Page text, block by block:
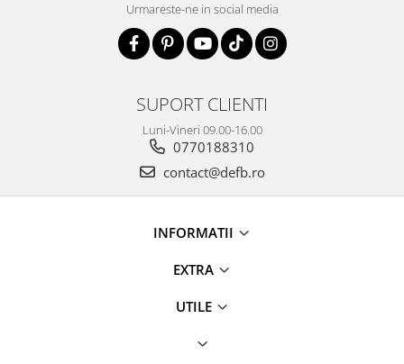
Urmareste-ne in social media
SUPORT CLIENTI
Luni-Vineri 09.00-16.00
0770188310
contact@defb.ro
INFORMATII
EXTRA
UTILE